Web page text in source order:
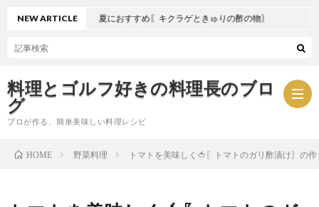
料理とゴルフ好きの料理長のブロ
グ
プロが作る、簡単美味しい料理レシピ
NEW ARTICLE夏におすすめ〖キクラゲときゅりの酢の物〗
HOME 野菜料理 トマトを美味しく🍅〖トマトのガリ酢漬け〗の作